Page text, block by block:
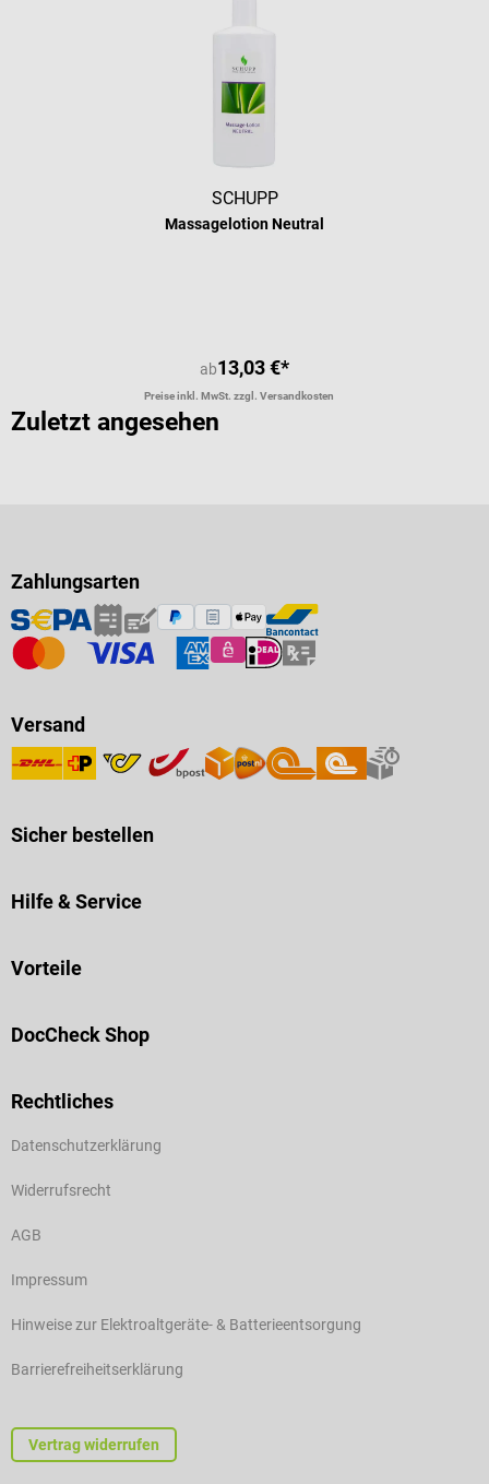
SCHUPP
Massagelotion Neutral
ab13,03 €*
Preise inkl. MwSt. zzgl. Versandkosten
Zuletzt angesehen
Zahlungsarten
Versand
Sicher bestellen
Hilfe & Service
Vorteile
DocCheck Shop
Rechtliches
Datenschutzerklärung
Widerrufsrecht
AGB
Impressum
Hinweise zur Elektroaltgeräte- & Batterieentsorgung
Barrierefreiheitserklärung
Vertrag widerrufen